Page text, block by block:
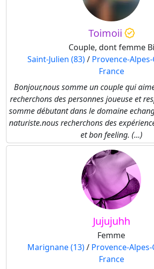
Toimoii
Couple, dont femme Bi
Saint-Julien (83)/ Provence-
France
Bonjour,nous somme un couple qui
recherchons des personnes joueuse et
somme débutant dans le domaine
naturiste.nous recherchons des
et bon feeling. (...)
Jujujuhh
Femme
Marignane (13)/ Provence-
France